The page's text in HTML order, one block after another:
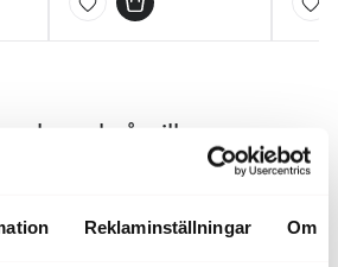
Reklaminställningar Om
också gillar
40%